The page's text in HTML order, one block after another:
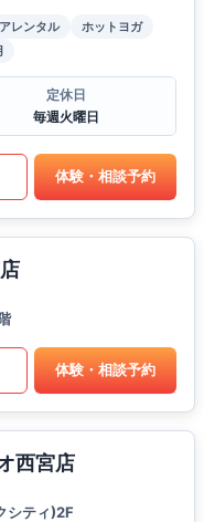
レンタル
ホットヨガ
定休日
毎週火曜日
体験・相談予約
体験・相談予約
西宮店
シティ)2F